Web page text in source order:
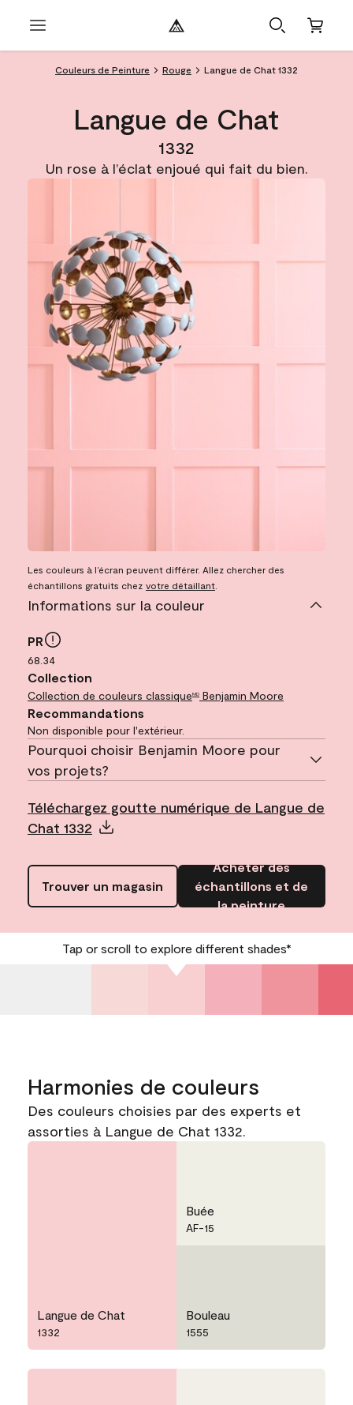
Couleurs de Peinture Rouge Langue de Chat 1332
Langue de Chat
1332
Un rose à l’éclat enjoué qui fait du bien.
Les couleurs à l’écran peuvent différer. Allez chercher des
échantillons gratuits chez votre détaillant
Informations sur la couleur
PR
68.34
Collection
Collection de couleurs classiqueMD Benjamin Moore
Recommandations
Non disponible pour l'extérieur.
Pourquoi choisir Benjamin Moore pour
vos projets?
Téléchargez goutte numérique de Langue de
Chat 1332
Trouver un magasin
Acheter des
échantillons et de
la peinture
Tap or scroll to explore different shades*
Harmonies de couleurs
Des couleurs choisies par des experts et
assorties à Langue de Chat 1332.
Langue de Chat
1332
Buée
AF-15
Bouleau
1555